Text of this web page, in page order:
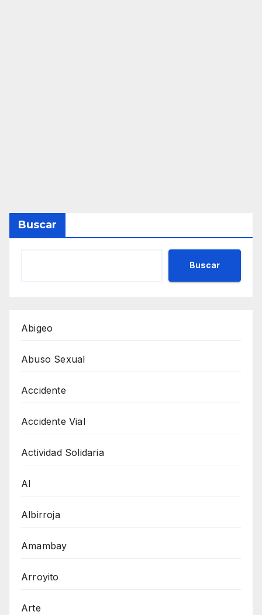
Buscar
Buscar
Abigeo
Abuso Sexual
Accidente
Accidente Vial
Actividad Solidaria
AI
Albirroja
Amambay
Arroyito
Arte